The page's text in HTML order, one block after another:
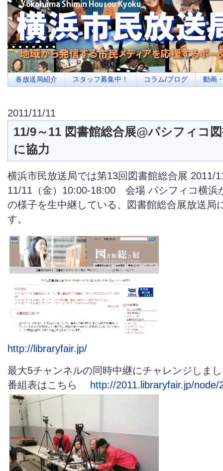
横浜の地域メディア、地域・市民・放送局・メディアを応援するポータルサ
を目指します
各放送局紹介 スタッフ募集中！ コラム/ブログ 動画
2011/11/11
11/9～11 図書館総合展@パシフィコ
に協力
横浜市民放送局では第13回図書館総合展 2011/
11/11（金）10:00-18:00 会場 パシフィコ横浜
の様子を生中継している、図書館総合展放送局
す。
http://libraryfair.jp/
最大5チャンネルの同時中継にチャレンジしま
番組表はこちら
http://2011.libraryfair.jp/node/